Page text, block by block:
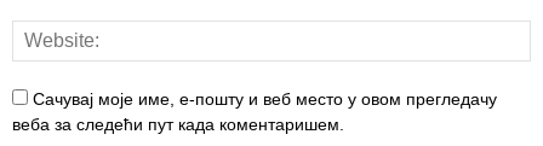
Сачувај моје име, е-пошту и веб место у овом прегледачу
веба за следећи пут када коментаришем.